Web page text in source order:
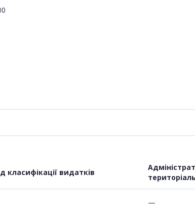
класифікації видатків
—